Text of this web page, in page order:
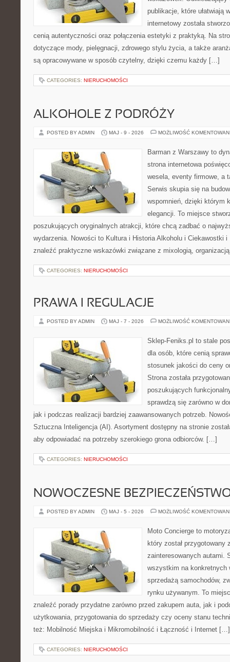
publikacje, które ułatwiają
internetowy została
cenią autentyczności oraz połączenia estetyki z praktyką. Na
dotyczące mody, pielęgnacji, zdrowego stylu życia, a także
są opracowywane w sposób czytelny, dzięki czemu każdy […]
CATEGORIES: NIERUCHOMOŚCI
ALKOHOLE Z PODRÓŻY
POSTED BY ADMIN MAJ - 9 - 2026 MOŻLIWOŚĆ
Barman z Warszawy to
strona internetowa
wesela, eventy firmowe, a
Serwis skupia się na
wspomnień, dzięki którym
elegancji. To miejsce
poszukujących oryginalnych atrakcji, które chcą zadbać o
wydarzenia. Nowości to Kultura i Historia Alkoholu i Ciekawostki
znaleźć praktyczne wskazówki związane z mixologią,
CATEGORIES: NIERUCHOMOŚCI
PRAWA I REGULACJE
POSTED BY ADMIN MAJ - 7 - 2026 MOŻLIWOŚĆ
Sklep-Feniks.pl to stale
dla osób, które cenią
stosunek jakości do ceny
Strona została
poszukujących
sprawdzą się zarówno w
jak i podczas realizacji bardziej zaawansowanych potrzeb.
Sztuczna Inteligencja (AI). Asortyment dostępny na stronie
aby odpowiadać na potrzeby szerokiego grona odbiorców. […]
CATEGORIES: NIERUCHOMOŚCI
NOWOCZESNE
POSTED BY ADMIN MAJ - 5 - 2026 MOŻLIWOŚĆ
Moto Concierge to
który został przygotowany
zainteresowanych autami.
wszystkim na konkretnych
sprzedażą samochodów,
rynku używanym. To
znaleźć porady przydatne zarówno przed zakupem auta, jak i
użytkowania, przygotowania do sprzedaży czy oceny stanu
też: Mobilność Miejska i Mikromobilność i Łączność i Internet […]
CATEGORIES: NIERUCHOMOŚCI